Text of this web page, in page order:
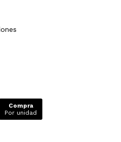
Compra
Por unidad